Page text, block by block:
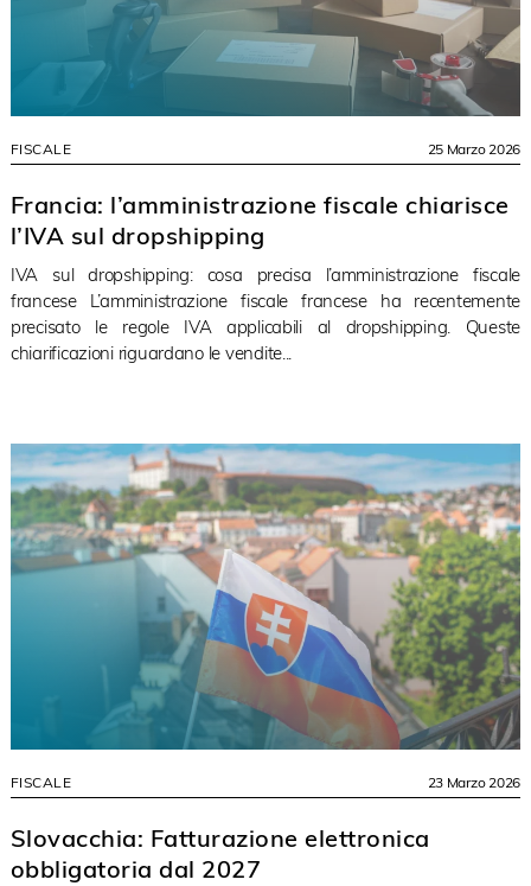
FISCALE 25 Marzo 2026
Francia: l’amministrazione fiscale chiarisce
l’IVA sul dropshipping
IVA sul dropshipping: cosa precisa l’amministrazione fiscale
francese L’amministrazione fiscale francese ha recentemente
precisato le regole IVA applicabili al dropshipping. Queste
chiarificazioni riguardano le vendite...
FISCALE 23 Marzo 2026
Slovacchia: Fatturazione elettronica
obbligatoria dal 2027